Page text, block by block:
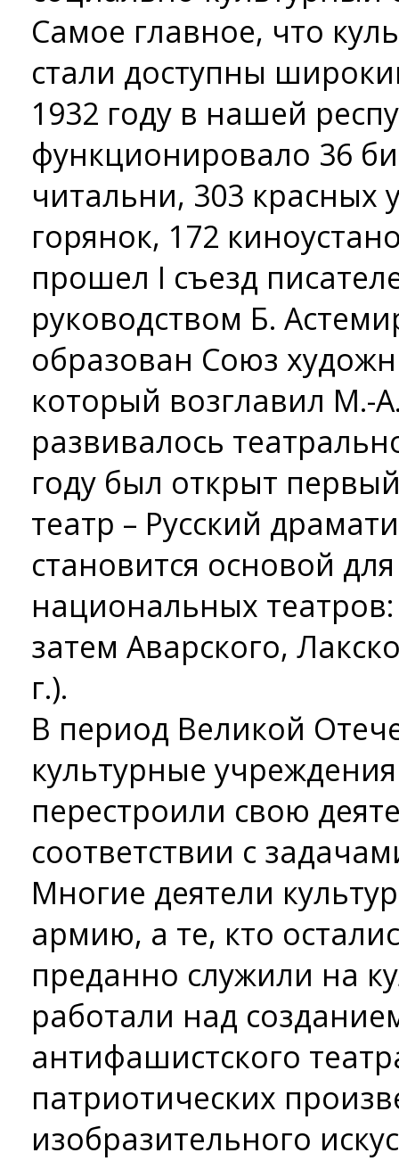
Самое главное, что
стали доступны
1932 году в нашей
функционировало 36
читальни, 303 красных
горянок, 172
прошел I съезд
руководством Б.
образован Союз
который возглавил М.-
развивалось
году был открыт
театр – Русский
становится основой
национальных театров:
затем Аварского,
г.).
В период Великой
культурные
перестроили свою
соответствии с
Многие деятели
армию, а те, кто
преданно служили на
работали над
антифашистского
патриотических
изобразительного